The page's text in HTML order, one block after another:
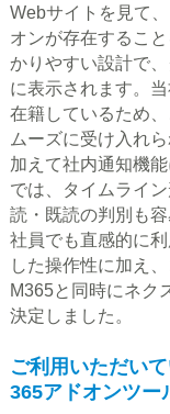
Webサイトを見て
オンが存在するこ
かりやすい設計で
に表示されます。
在籍しているため
ムーズに受け入れ
加えて社内通知機
では、タイムライ
読・既読の判別も
社員でも直感的に
した操作性に加え
M365と同時にネク
決定しました。
ご利用いただい
365アドオンツー